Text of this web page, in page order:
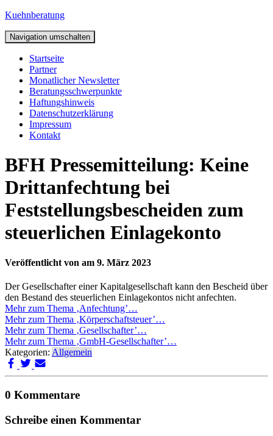
Kuehnberatung
Navigation umschalten
Startseite
Partner
Monatlicher Newsletter
Beratungsschwerpunkte
Haftungshinweis
Datenschutzerklärung
Impressum
Kontakt
BFH Pressemitteilung: Keine
Drittanfechtung bei
Feststellungsbescheiden zum
steuerlichen Einlagekonto
Veröffentlicht von am 9. März 2023
Der Gesellschafter einer Kapitalgesellschaft kann den Bescheid über
den Bestand des steuerlichen Einlagekontos nicht anfechten.
Mehr zum Thema ‚Anfechtung’…
Mehr zum Thema ‚Körperschaftsteuer’…
Mehr zum Thema ‚Gesellschafter’…
Mehr zum Thema ‚GmbH-Gesellschafter’…
Kategorien: Allgemein
0 Kommentare
Schreibe einen Kommentar